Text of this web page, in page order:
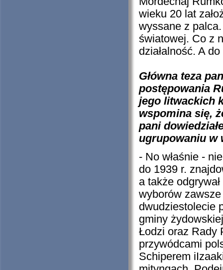
wieku 20 lat
wyssane z
światowej. Co z
działalność. A
Główna teza
postępowania
jego litwackich
wspomina się,
pani
ugrupowaniu w
- No właśnie -
do 1939 r.
a także
wyborów zawsze
dwudziestolecie
gminy
Łodzi oraz Rady
przywódcami
Schiperem